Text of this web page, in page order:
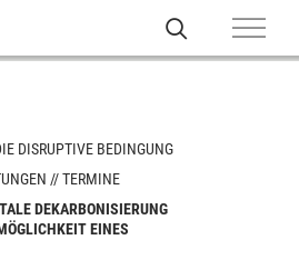
DISRUPTIVE BEDINGUNG
TERMINE
DEKARBONISIERUNG
EINES